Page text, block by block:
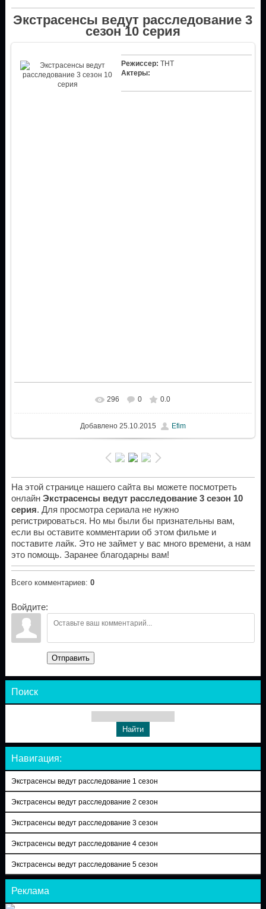
Экстрасенсы ведут расследование 3
сезон 10 серия
Режиссер: ТНТ
Актеры:
296 0 0.0
Добавлено25.10.2015 Efim
На этой странице нашего сайта вы можете посмотреть
онлайн Экстрасенсы ведут расследование 3 сезон 10
серия. Для просмотра сериала не нужно
регистрироваться. Но мы были бы признательны вам,
если вы оставите комментарии об этом фильме и
поставите лайк. Это не займет у вас много времени, а нам
это помощь. Заранее благодарны вам!
Всего комментариев: 0
Войдите:
Отправить
Поиск
Навигация:
Экстрасенсы ведут расследование 1 сезон
Экстрасенсы ведут расследование 2 сезон
Экстрасенсы ведут расследование 3 сезон
Экстрасенсы ведут расследование 4 сезон
Экстрасенсы ведут расследование 5 сезон
Реклама